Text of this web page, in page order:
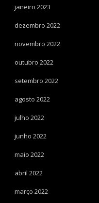
janeiro 2023
dezembro 2022
novembro 2022
outubro 2022
setembro 2022
agosto 2022
julho 2022
junho 2022
maio 2022
abril 2022
março 2022